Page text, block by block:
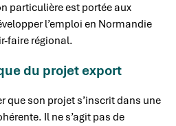
particulière est portée aux
l’emploi en Normandie
faire régional.
du projet export
que son projet s’inscrit dans une
Il ne s’agit pas de